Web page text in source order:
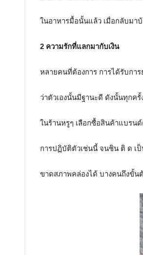
ในอาหารมื้อนั้นแล้ว เมื่อกลับมา
2 ความรักที่แลกมากับเงิน
หลายคนที่ต้องการ การได้รับกา
ว่าตัวเองนั้นมีฐานะดี ดังนั้นทุกค
ในร้านหรูๆ เลือกซื้อสินค้าแบรน
การปฏิบัติตัวเช่นนี้ จนชิน ติ ด เป็
ขาดสภาพคล่องได้ บางคนถึงขั้น